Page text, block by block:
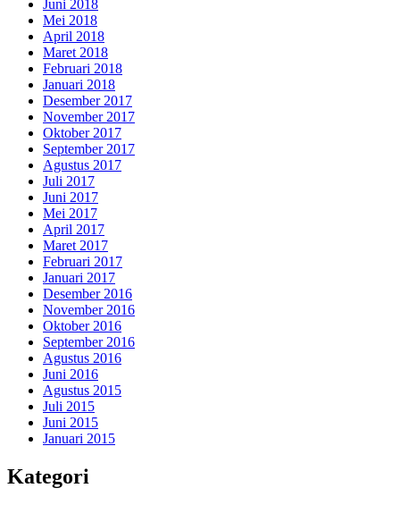
Juni 2018
Mei 2018
April 2018
Maret 2018
Februari 2018
Januari 2018
Desember 2017
November 2017
Oktober 2017
September 2017
Agustus 2017
Juli 2017
Juni 2017
Mei 2017
April 2017
Maret 2017
Februari 2017
Januari 2017
Desember 2016
November 2016
Oktober 2016
September 2016
Agustus 2016
Juni 2016
Agustus 2015
Juli 2015
Juni 2015
Januari 2015
Kategori